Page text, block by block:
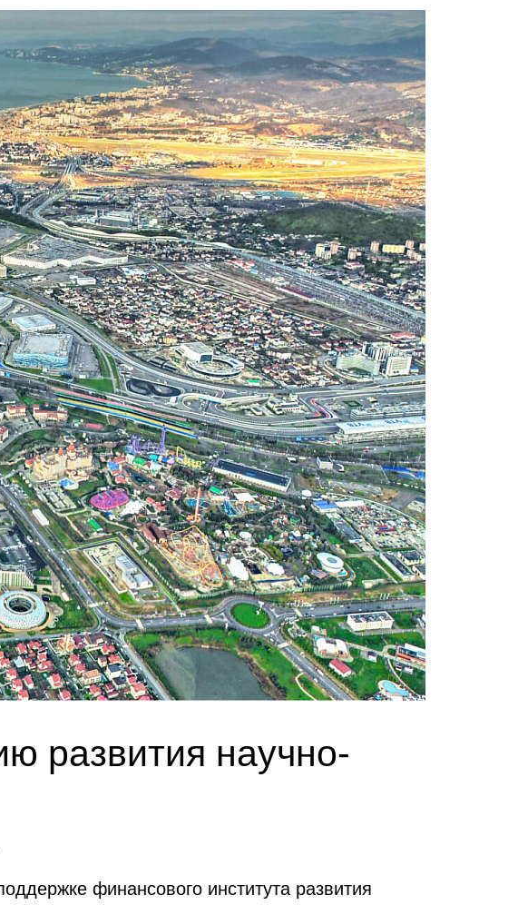
развития научно-
финансового института развития